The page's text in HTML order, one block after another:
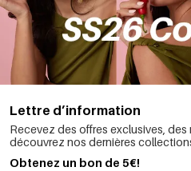
Lettre d’information
Recevez des offres exclusives,
découvrez nos dernières
Obtenez un bon de 5€!